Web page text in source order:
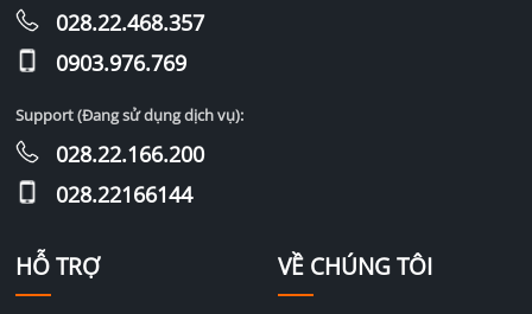
HỖ TRỢ VỀ CHÚNG TÔI
028.22.468.357
0903.976.769
Support (Đang sử dụng dịch vụ):
028.22.166.200
028.22166144